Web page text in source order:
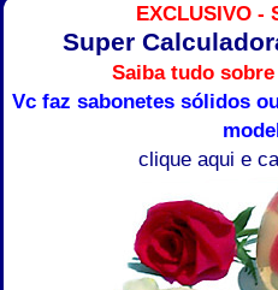
EXCLUSIVO -
Super
Saiba tudo
Vc faz sabonetes sólidos
clique aqui e